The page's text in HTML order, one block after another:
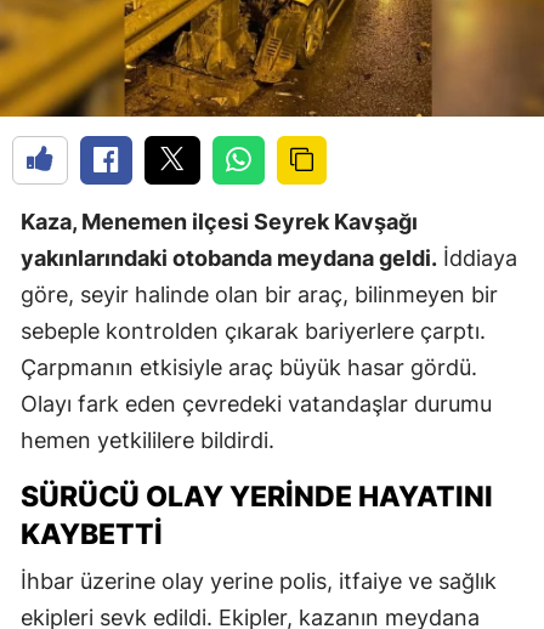
Kaza, Menemen ilçesi Seyrek Kavşağı
yakınlarındaki otobanda meydana geldi. İddiaya
göre, seyir halinde olan bir araç, bilinmeyen bir
sebeple kontrolden çıkarak bariyerlere çarptı.
Çarpmanın etkisiyle araç büyük hasar gördü.
Olayı fark eden çevredeki vatandaşlar durumu
hemen yetkililere bildirdi.
SÜRÜCÜ OLAY YERINDE HAYATINI
KAYBETTI
İhbar üzerine olay yerine polis, itfaiye ve sağlık
ekipleri sevk edildi. Ekipler, kazanın meydana